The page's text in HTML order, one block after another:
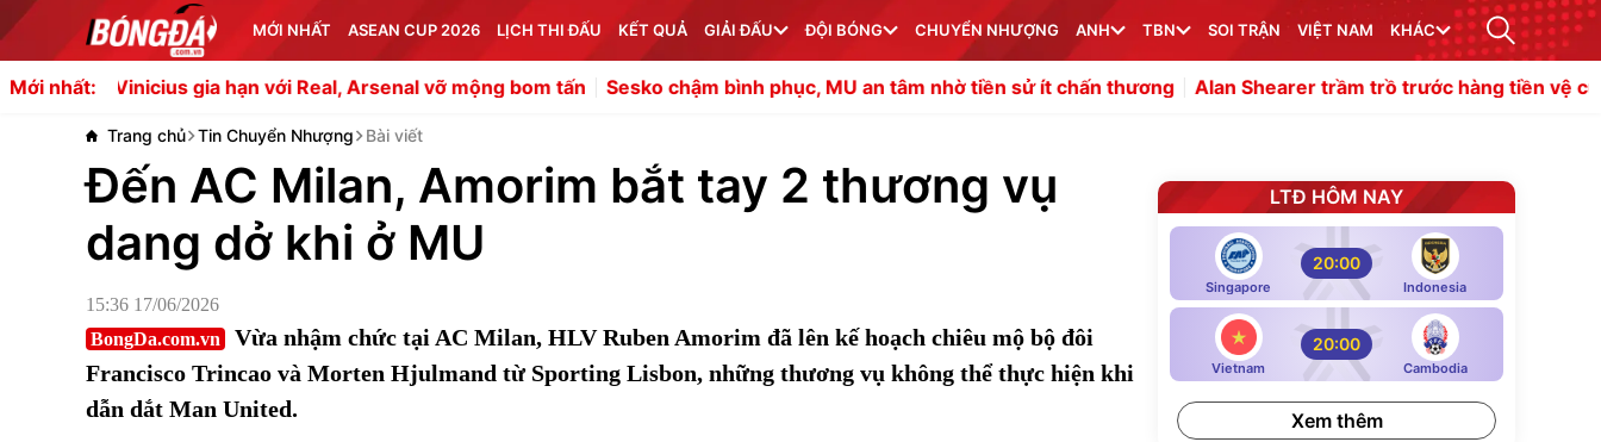
MỚI NHẤT ASEAN CUP 2026 LỊCH THI ĐẤU KẾT QUẢ GIẢI ĐẤU ĐỘI BÓNG CHUYỂN NHƯỢNG ANH TBN SOI TRẬN VIỆT NAM KHÁC
Mới nhất:gia hạn với Real, Arsenal vỡ mộng bom tấn Sesko chậm bình phục, MU an tâm nhờ tiền sử ít chấn thương Alan Shearer trầm trồ trước hàng tiền vệ của Arteta
Trang chủ Tin Chuyển Nhượng Bài viết
Đến AC Milan, Amorim bắt tay 2 thương vụ
dang dở khi ở MU
15:36 17/06/2026
BongDa.com.vn
Vừa nhậm chức tại AC Milan, HLV Ruben Amorim đã lên kế hoạch chiêu mộ bộ đôi
Francisco Trincao và Morten Hjulmand từ Sporting Lisbon, những thương vụ không thể thực hiện khi
dẫn dắt Man United.
LTĐ HÔM NAY
Singapore
20:00
Indonesia
Vietnam
20:00
Cambodia
Xem thêm